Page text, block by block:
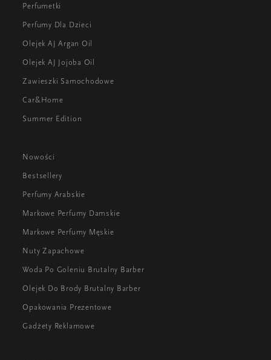
Perfumetki
Perfumy Dla Dzieci
Olejek AJ Argan Oil
Olejek AJ Jojoba Oil
Zawieszki Samochodowe
Car&Home
Summer Edition
Nowości
Bestsellery
Perfumy Arabskie
Markowe Perfumy Damskie
Markowe Perfumy Męskie
Nuty Zapachowe
Woda Po Goleniu Brutalny Barber
Olejek Do Brody Brutalny Barber
Opakowania Prezentowe
Gadżety Reklamowe